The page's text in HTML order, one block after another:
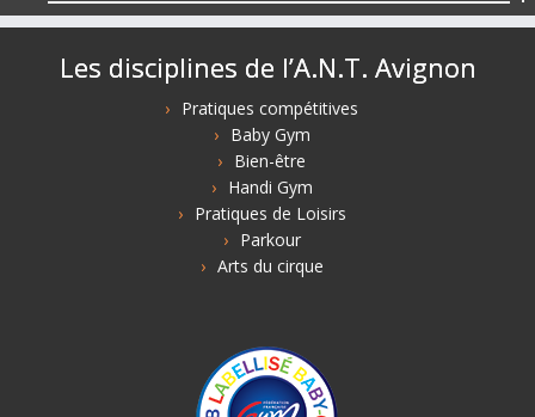
Les disciplines de l’A.N.T. Avignon
Pratiques compétitives
Baby Gym
Bien-être
Handi Gym
Pratiques de Loisirs
Parkour
Arts du cirque